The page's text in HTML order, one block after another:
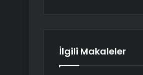
İlgili Makaleler